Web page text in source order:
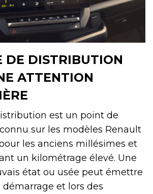
DE DISTRIBUTION
ATTENTION
est un point de
sur les modèles Renault
les anciens millésimes et
un kilométrage élevé. Une
état ou usée peut émettre
et lors des